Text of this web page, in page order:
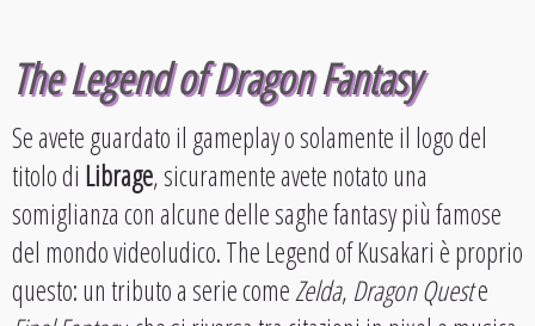
The Legend of Dragon Fantasy
Se avete guardato il gameplay o solamente il logo del
titolo di Librage, sicuramente avete notato una
somiglianza con alcune delle saghe fantasy più famose
del mondo videoludico. The Legend of Kusakari è proprio
questo: un tributo a serie comeZelda, Dragon Queste